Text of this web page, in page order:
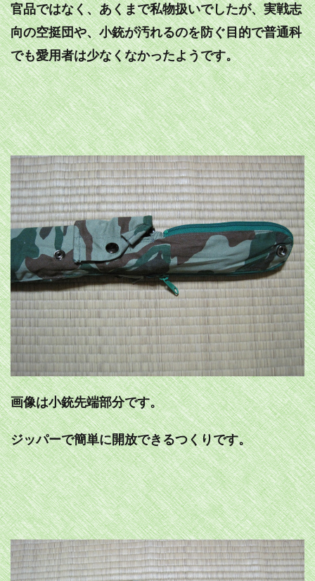
官品ではなく、あくまで私物扱いでしたが、実戦志
向の空挺団や、小銃が汚れるのを防ぐ目的で普通科
でも愛用者は少なくなかったようです。
画像は小銃先端部分です。
ジッパーで簡単に開放できるつくりです。